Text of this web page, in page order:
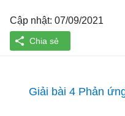
Cập nhật: 07/09/2021
Giải bài 4 Phản